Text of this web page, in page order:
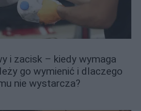
i zacisk – kiedy wymaga
go wymienić i dlaczego
nie wystarcza?